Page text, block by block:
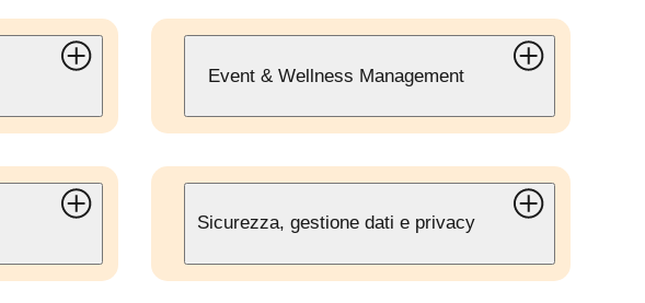
Event & Wellness Management
Sicurezza, gestione dati e privacy